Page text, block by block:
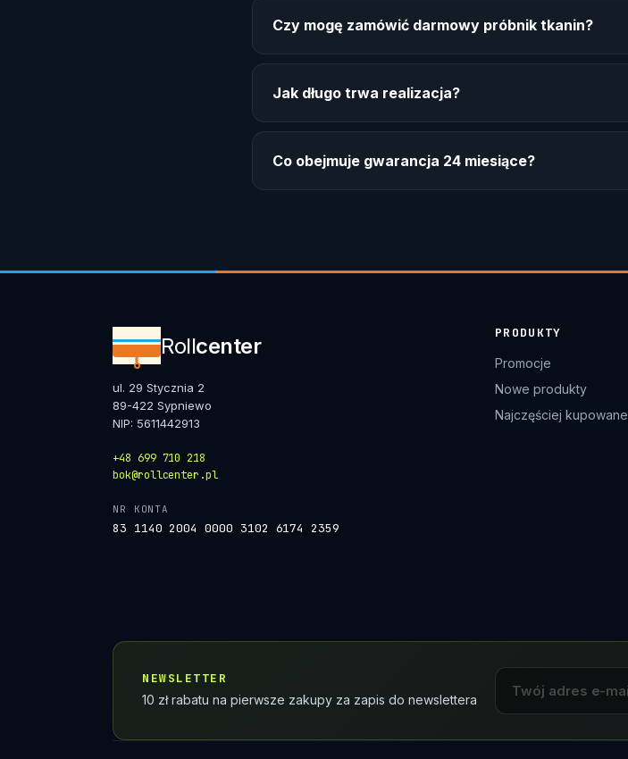
Czy mogę zamówić darmowy próbnik tkanin?
Jak długo trwa realizacja?
Co obejmuje gwarancja 24 miesiące?
Rollcenter
ul. 29 Stycznia 2
89-422 Sypniewo
NIP: 5611442913
+48 699 710 218
bok@rollcenter.pl
NR KONTA
83 1140 2004 0000 3102 6174 2359
PRODUKTY
Promocje
Nowe produkty
Najczęściej kupowane
NEWSLETTER
10 zł rabatu na pierwsze zakupy za zapis do newslettera